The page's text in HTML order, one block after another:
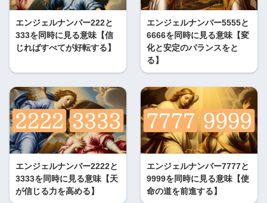
エンジェルナンバー222と
333を同時に見る意味【信
じればすべてが好転する】
エンジェルナンバー5555と
6666を同時に見る意味【変
化と安定のバランスをと
る】
エンジェルナンバー2222と
3333を同時に見る意味【天
が信じる力を高める】
エンジェルナンバー7777と
9999を同時に見る意味【使
命の道を前進する】